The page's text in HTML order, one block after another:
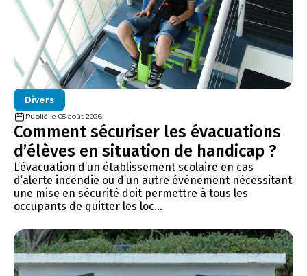
Divers
Publié le 05 août 2026
Comment sécuriser les évacuations
d’élèves en situation de handicap ?
L’évacuation d’un établissement scolaire en cas
d’alerte incendie ou d’un autre événement nécessitant
une mise en sécurité doit permettre à tous les
occupants de quitter les loc...